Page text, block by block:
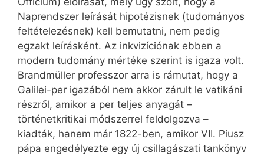
Naprendszer leírását hipotézisnek (tudományos
feltételezésnek) kell bemutatni, nem pedig
egzakt leírásként. Az inkvizíciónak ebben a
modern tudomány mértéke szerint is igaza volt.
Brandmüller professzor arra is rámutat, hogy a
Galilei-per igazából nem akkor zárult le vatikáni
részről, amikor a per teljes anyagát –
történetkritikai módszerrel feldolgozva –
kiadták, hanem már 1822-ben, amikor VII. Piusz
pápa engedélyezte egy új csillagászati tankönyv